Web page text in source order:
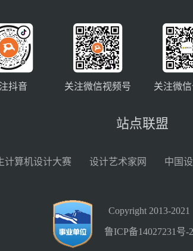
抖音 关注微信视频号 关注微
站点联盟
计算机设计大赛 设计艺术家网 中国
Copyright 2013-2021
鲁ICP备14027231号-2